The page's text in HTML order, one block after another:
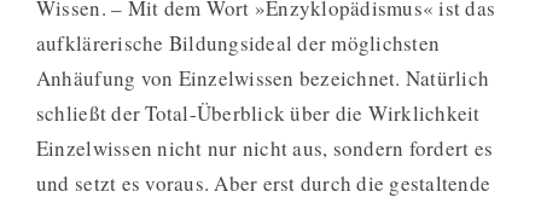
Wissen. – Mit dem Wort »Enzyklopädismus« ist das
aufklärerische Bildungsideal der möglichsten
Anhäufung von Einzelwissen bezeichnet. Natürlich
schließt der Total-Überblick über die Wirklichkeit
Einzelwissen nicht nur nicht aus, sondern fordert es
und setzt es voraus. Aber erst durch die gestaltende